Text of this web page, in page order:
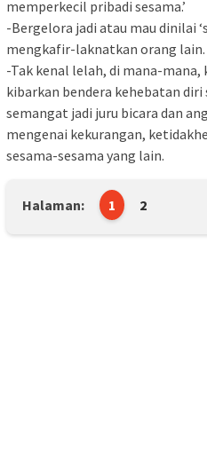
memperkecil pribadi sesama.’
-Bergelora jadi atau mau dinilai
mengkafir-laknatkan orang lain.
-Tak kenal lelah, di mana-mana,
kibarkan bendera kehebatan
semangat jadi juru bicara dan
mengenai kekurangan,
sesama-sesama yang lain.
Halaman: 1 2